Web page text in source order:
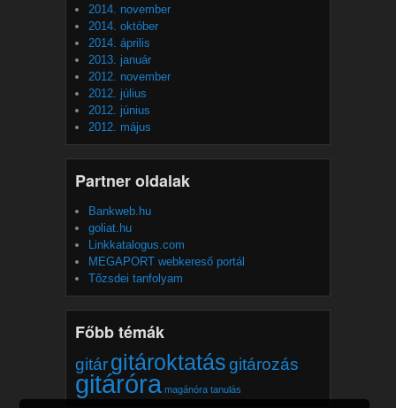
2014. november
2014. október
2014. április
2013. január
2012. november
2012. július
2012. június
2012. május
Partner oldalak
Bankweb.hu
goliat.hu
Linkkatalogus.com
MEGAPORT webkereső portál
Tőzsdei tanfolyam
Főbb témák
gitárgitároktatásgitározás
gitáróra magánóra tanulás